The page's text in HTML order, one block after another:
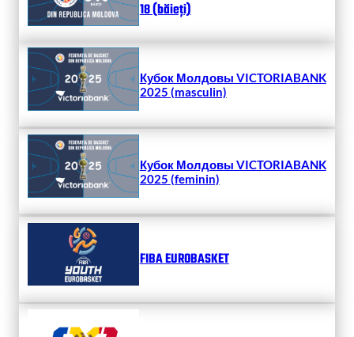
18 (băieți)
Кубок Молдовы VICTORIABANK
2025 (masculin)
Кубок Молдовы VICTORIABANK
2025 (feminin)
FIBA EUROBASKET